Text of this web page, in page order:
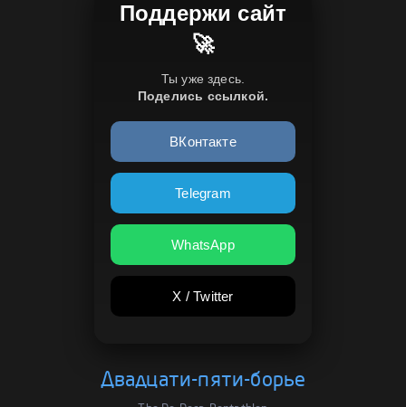
Поддержи сайт
🚀
Ты уже здесь.
Поделись ссылкой.
ВКонтакте
Telegram
WhatsApp
X / Twitter
Двадцати-пяти-борье